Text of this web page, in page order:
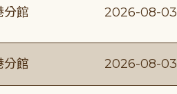
分館 2026-08-03
分館 2026-08-03